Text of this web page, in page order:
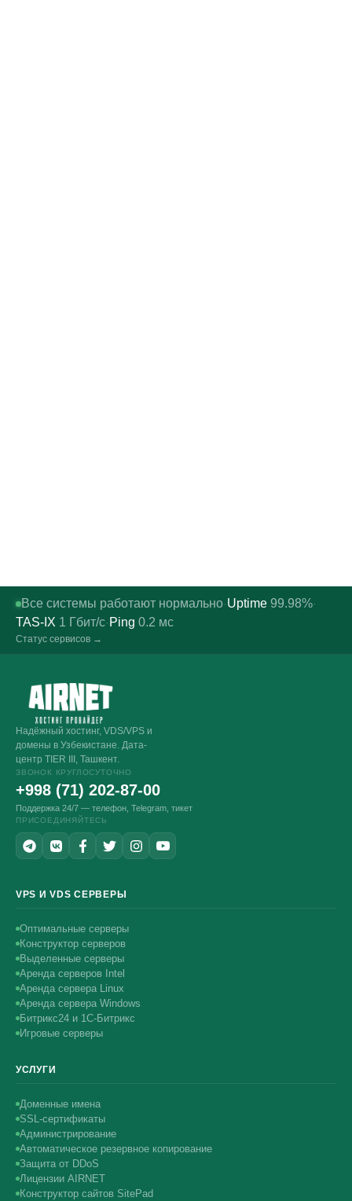
Все системы работают нормально·Uptime 99.98%·
TAS-IX 1 Гбит/с· Ping 0.2 мс
Статус сервисов →
Надёжный хостинг, VDS/VPS и
домены в Узбекистане. Дата-
центр TIER III, Ташкент.
ЗВОНОК КРУГЛОСУТОЧНО
+998 (71) 202-87-00
Поддержка 24/7 — телефон, Telegram, тикет
ПРИСОЕДИНЯЙТЕСЬ
VPS И VDS СЕРВЕРЫ
Оптимальные серверы
Конструктор серверов
Выделенные серверы
Аренда серверов Intel
Аренда сервера Linux
Аренда сервера Windows
Битрикс24 и 1С-Битрикс
Игровые серверы
УСЛУГИ
Доменные имена
SSL-сертификаты
Администрирование
Автоматическое резервное копирование
Защита от DDoS
Лицензии AIRNET
Конструктор сайтов SitePad